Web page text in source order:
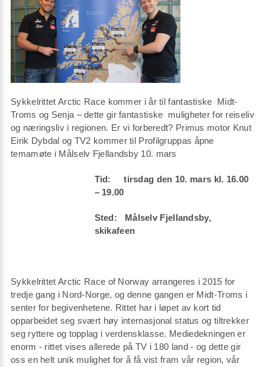
Sykkelrittet Arctic Race kommer i år til fantastiske Midt-
Troms og Senja – dette gir fantastiske muligheter for reiseliv
og næringsliv i regionen. Er vi forberedt? Primus motor Knut
Eirik Dybdal og TV2 kommer til Profilgruppas åpne
temamøte i Målselv Fjellandsby 10. mars
Tid: tirsdag den 10. mars kl. 16.00
– 19.00
Sted: Målselv Fjellandsby,
skikafeen
Sykkelrittet Arctic Race of Norway arrangeres i 2015 for
tredje gang i Nord-Norge, og denne gangen er Midt-Troms i
senter for begivenhetene. Rittet har i løpet av kort tid
opparbeidet seg svært høy internasjonal status og tiltrekker
seg ryttere og topplag i verdensklasse. Mediedekningen er
enorm - rittet vises allerede på TV i 180 land - og dette gir
oss en helt unik mulighet for å få vist fram vår region, vår